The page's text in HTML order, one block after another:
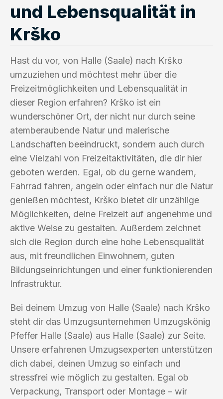
und Lebensqualität in
Krško
Hast du vor, von Halle (Saale) nach Krško
umzuziehen und möchtest mehr über die
Freizeitmöglichkeiten und Lebensqualität in
dieser Region erfahren? Krško ist ein
wunderschöner Ort, der nicht nur durch seine
atemberaubende Natur und malerische
Landschaften beeindruckt, sondern auch durch
eine Vielzahl von Freizeitaktivitäten, die dir hier
geboten werden. Egal, ob du gerne wandern,
Fahrrad fahren, angeln oder einfach nur die Natur
genießen möchtest, Krško bietet dir unzählige
Möglichkeiten, deine Freizeit auf angenehme und
aktive Weise zu gestalten. Außerdem zeichnet
sich die Region durch eine hohe Lebensqualität
aus, mit freundlichen Einwohnern, guten
Bildungseinrichtungen und einer funktionierenden
Infrastruktur.
Bei deinem Umzug von Halle (Saale) nach Krško
steht dir das Umzugsunternehmen Umzugskönig
Pfeffer Halle (Saale) aus Halle (Saale) zur Seite.
Unsere erfahrenen Umzugsexperten unterstützen
dich dabei, deinen Umzug so einfach und
stressfrei wie möglich zu gestalten. Egal ob
Verpackung, Transport oder Montage – wir